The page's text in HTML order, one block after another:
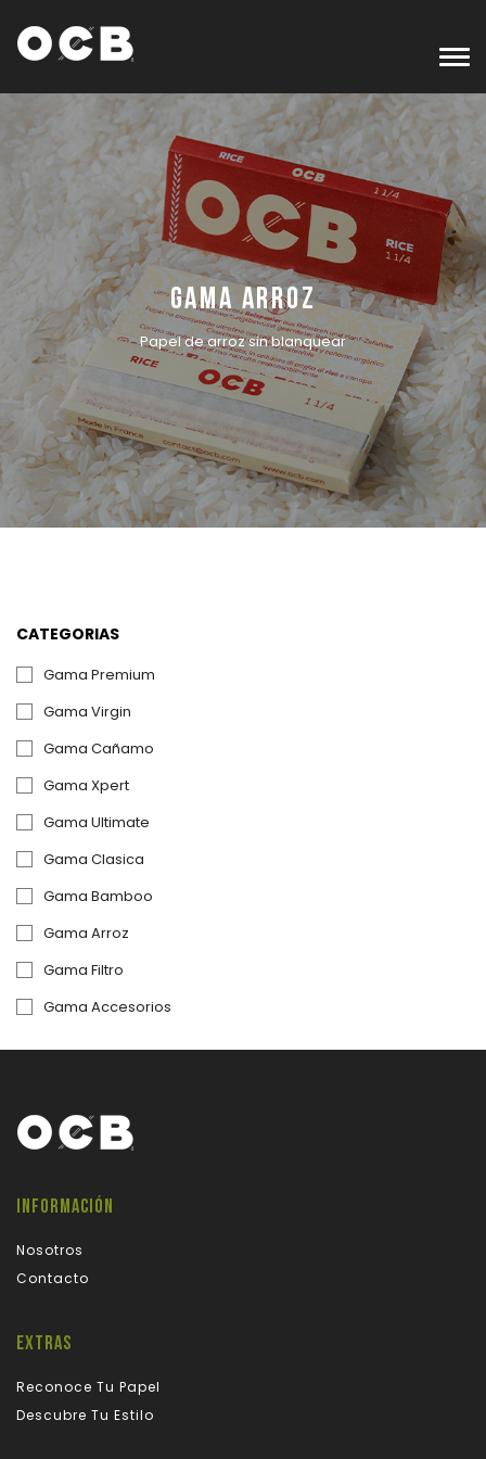
Gama Arroz
Papel de arroz sin blanquear
CATEGORIAS
Gama Premium
Gama Virgin
Gama Cañamo
Gama Xpert
Gama Ultimate
Gama Clasica
Gama Bamboo
Gama Arroz
Gama Filtro
Gama Accesorios
INFORMACIÓN
Nosotros
Contacto
EXTRAS
Reconoce Tu Papel
Descubre Tu Estilo